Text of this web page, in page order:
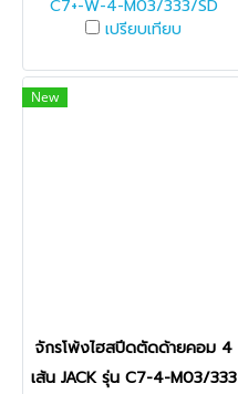
C7+-W-4-M03/333/SD
เปรียบเทียบ
New
จักรโพ้งไฮสปีดตัดด้ายคอม 4
เส้น JACK รุ่น C7-4-M03/333